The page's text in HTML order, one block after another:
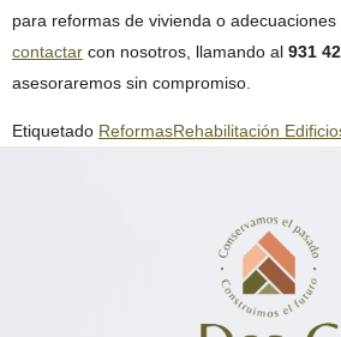
para reformas de vivienda o
contactar con nosotros, llamando al 931
asesoraremos sin compromiso.
Etiquetado ReformasRehabilitación